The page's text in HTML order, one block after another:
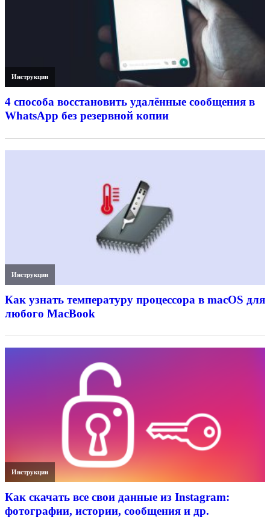
Инструкции
4 способа восстановить удалённые сообщения в
WhatsApp без резервной копии
Инструкции
Как узнать температуру процессора в macOS для
любого MacBook
Инструкции
Как скачать все свои данные из Instagram:
фотографии, истории, сообщения и др.